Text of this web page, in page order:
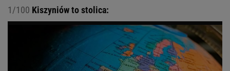
1/100 Kiszyniów to stolica: